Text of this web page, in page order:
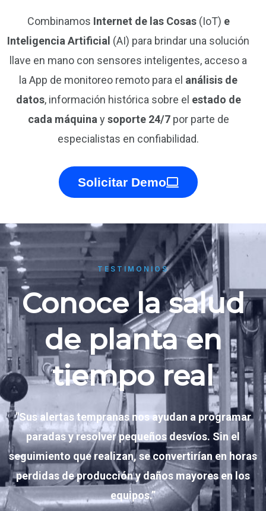
Combinamos Internet de las Cosas (IoT) e
Inteligencia Artificial (AI) para brindar una solución
llave en mano con sensores inteligentes, acceso a
la App de monitoreo remoto para el análisis de
datos, información histórica sobre el estado de
cada máquinaysoporte 24/7por parte de
especialistas en confiabilidad.
Solicitar Demo
TESTIMONIOS
Conoce la salud
de planta en
tiempo real
"Sus alertas tempranas nos ayudan a programar
paradas y resolver pequeños desvíos. Sin el
seguimiento que realizan, se convertirían en horas
perdidas de producción y daños mayores en los
equipos.”